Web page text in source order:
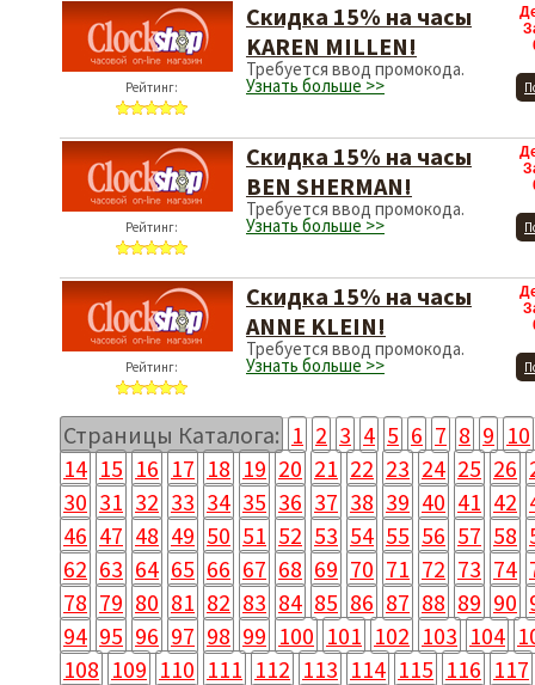
Рейтинг:
Скидка 15% на часы
KAREN MILLEN!
Требуется ввод промокода.
Узнать больше >>
Рейтинг:
Скидка 15% на часы
BEN SHERMAN!
Требуется ввод промокода.
Узнать больше >>
Рейтинг:
Скидка 15% на часы
ANNE KLEIN!
Требуется ввод промокода.
Узнать больше >>
Страницы Каталога: 1 2 3 4 5 6 7 8 9 10
14 15 16 17 18 19 20 21 22 23 24 25 26
30 31 32 33 34 35 36 37 38 39 40 41 42
46 47 48 49 50 51 52 53 54 55 56 57 58
62 63 64 65 66 67 68 69 70 71 72 73 74
78 79 80 81 82 83 84 85 86 87 88 89 90
94 95 96 97 98 99 100 101 102 103 104
108 109 110 111 112 113 114 115 116 117